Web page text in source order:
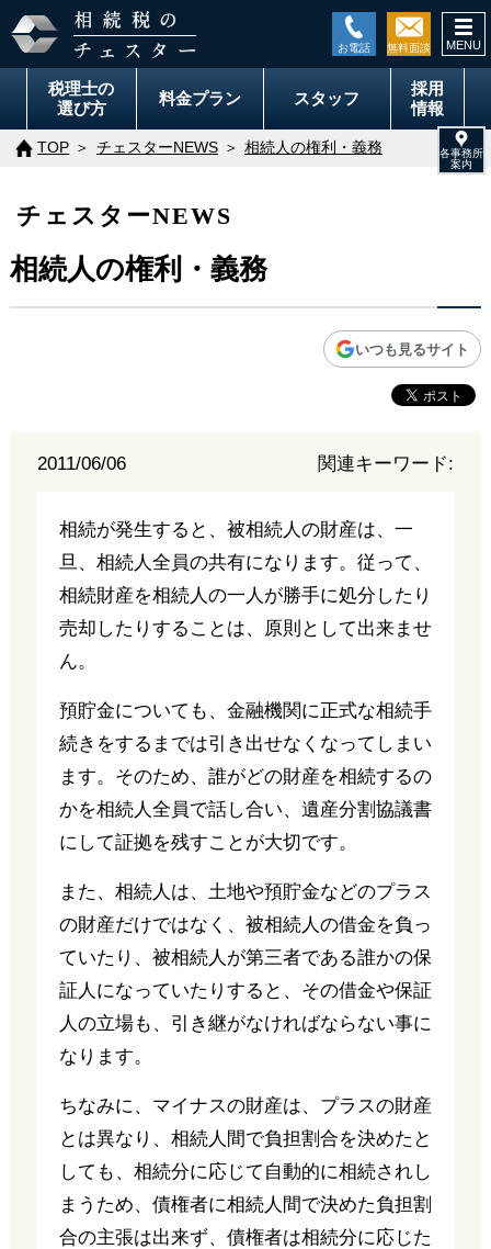
税理士の
選び方
料金プラン スタッフ
採用
情報
TOP チェスターNEWS 相続人の権利・義務
チェスターNEWS
相続人の権利・義務
いつも見るサイト
2011/06/06 関連キーワード:
相続が発生すると、被相続人の財産は、一
旦、相続人全員の共有になります。従って、
相続財産を相続人の一人が勝手に処分したり
売却したりすることは、原則として出来ませ
ん。
預貯金についても、金融機関に正式な相続手
続きをするまでは引き出せなくなってしまい
ます。そのため、誰がどの財産を相続するの
かを相続人全員で話し合い、遺産分割協議書
にして証拠を残すことが大切です。
また、相続人は、土地や預貯金などのプラス
の財産だけではなく、被相続人の借金を負っ
ていたり、被相続人が第三者である誰かの保
証人になっていたりすると、その借金や保証
人の立場も、引き継がなければならない事に
なります。
ちなみに、マイナスの財産は、プラスの財産
とは異なり、相続人間で負担割合を決めたと
しても、相続分に応じて自動的に相続されし
まうため、債権者に相続人間で決めた負担割
合の主張は出来ず、債権者は相続分に応じた